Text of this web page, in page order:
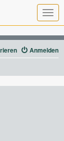
T
o
g
g
l
e
n
g
Anmelden